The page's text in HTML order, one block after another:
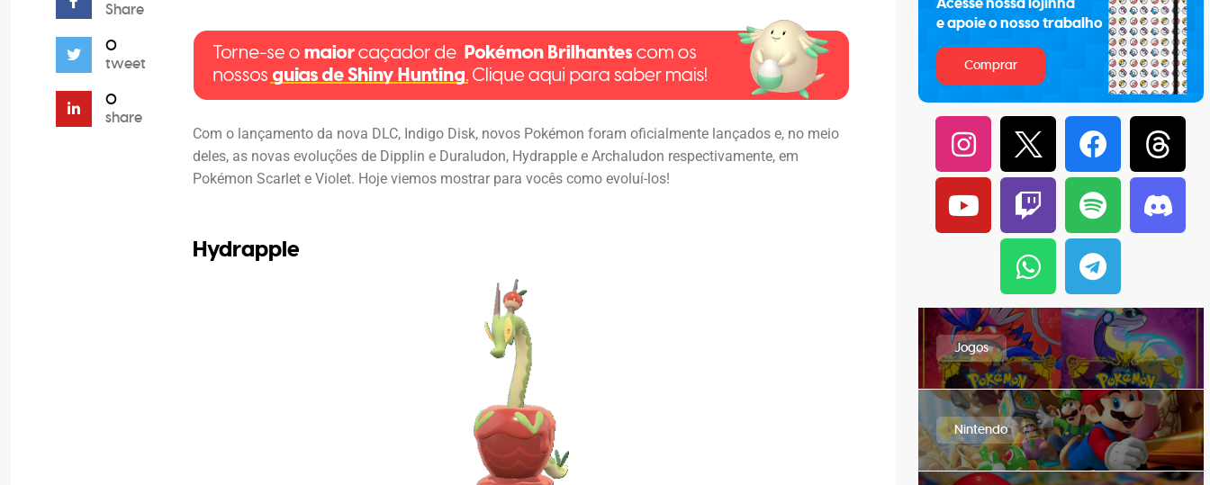
Share
0
tweet
0
share
Com o lançamento da nova DLC, Indigo Disk, novos Pokémon foram oficialmente lançados e, no meio
deles, as novas evoluções de Dipplin e Duraludon, Hydrapple e Archaludon respectivamente, em
Pokémon Scarlet e Violet. Hoje viemos mostrar para vocês como evoluí-los!
Hydrapple
Acesse nossa lojinha
e apoie o nosso trabalho
Comprar
Jogos
Nintendo